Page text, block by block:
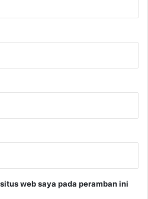
web saya pada peramban ini